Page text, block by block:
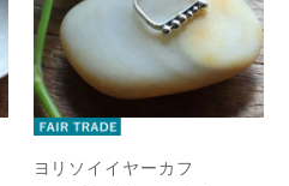
ヨリソイイヤーカフ